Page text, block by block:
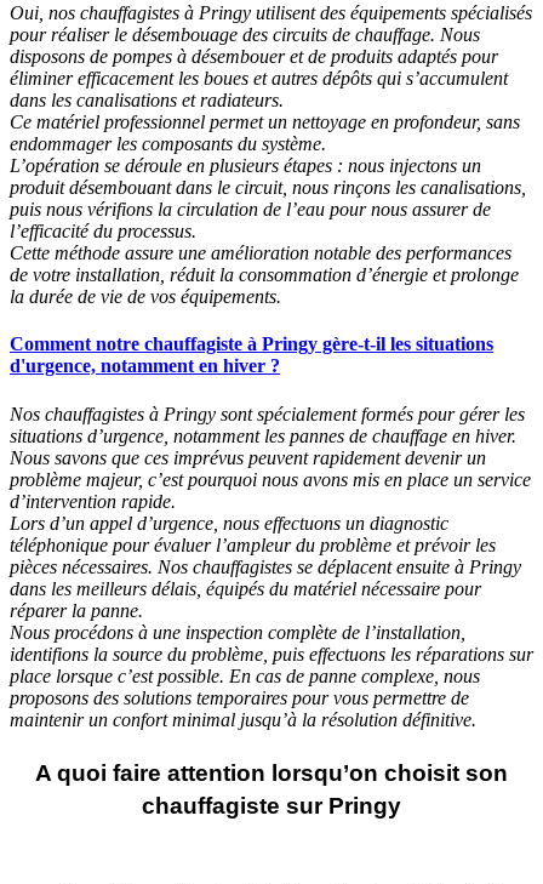
Oui, nos chauffagistes à Pringy utilisent des équipements spécialisés
pour réaliser le désembouage des circuits de chauffage. Nous
disposons de pompes à désembouer et de produits adaptés pour
éliminer efficacement les boues et autres dépôts qui s’accumulent
dans les canalisations et radiateurs.
Ce matériel professionnel permet un nettoyage en profondeur, sans
endommager les composants du système.
L’opération se déroule en plusieurs étapes : nous injectons un
produit désembouant dans le circuit, nous rinçons les canalisations,
puis nous vérifions la circulation de l’eau pour nous assurer de
l’efficacité du processus.
Cette méthode assure une amélioration notable des performances
de votre installation, réduit la consommation d’énergie et prolonge
la durée de vie de vos équipements.
Comment notre chauffagiste à Pringy gère-t-il les situations
d'urgence, notamment en hiver ?
Nos chauffagistes à Pringy sont spécialement formés pour gérer les
situations d’urgence, notamment les pannes de chauffage en hiver.
Nous savons que ces imprévus peuvent rapidement devenir un
problème majeur, c’est pourquoi nous avons mis en place un service
d’intervention rapide.
Lors d’un appel d’urgence, nous effectuons un diagnostic
téléphonique pour évaluer l’ampleur du problème et prévoir les
pièces nécessaires. Nos chauffagistes se déplacent ensuite à Pringy
dans les meilleurs délais, équipés du matériel nécessaire pour
réparer la panne.
Nous procédons à une inspection complète de l’installation,
identifions la source du problème, puis effectuons les réparations sur
place lorsque c’est possible. En cas de panne complexe, nous
proposons des solutions temporaires pour vous permettre de
maintenir un confort minimal jusqu’à la résolution définitive.
A quoi faire attention lorsqu’on choisit son
chauffagiste sur Pringy